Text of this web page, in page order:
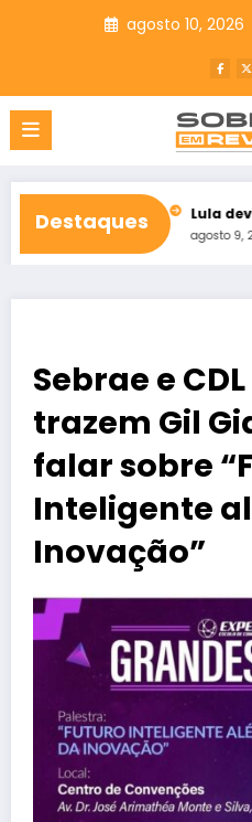
agosto 10, 2026
Destaques
Ceará Lula deve ter mais
agosto 9, 2026
Sebrae e
trazem Gil
falar sobre
Inteligente
Inovação”